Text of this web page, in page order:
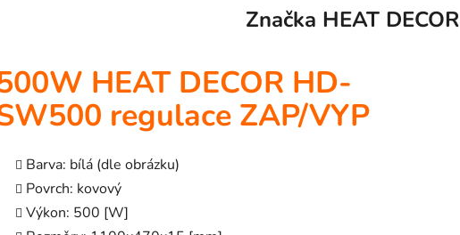
Značka HEAT DECOR
HEAT DECOR HD-
regulace ZAP/VYP
Barva: bílá (dle obrázku)
Povrch: kovový
Výkon: 500 [W]